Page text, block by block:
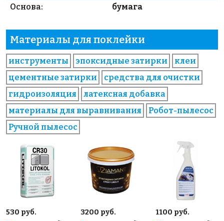
Основа:
бумага
Материалы для поклейки
инструменты эпоксидные затирки
клеи
цементные затирки
средства для очистки
гидроизоляция
латексная добавка
материалы для выравнивания
Робот-пылесос
Ручной пылесос
530 руб.
3200 руб.
1100 руб.